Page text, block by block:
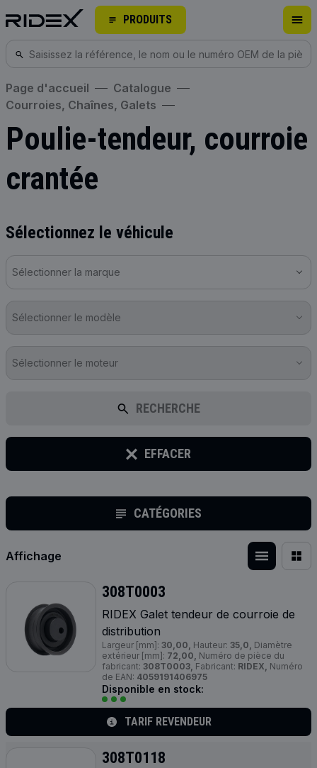
PRODUITS
Page d'accueil
Catalogue
Courroies, Chaînes, Galets
Poulie-tendeur, courroie
crantée
Sélectionnez le véhicule
Sélectionner la marque
Sélectionner le modèle
Sélectionner le moteur
RECHERCHE
EFFACER
CATÉGORIES
Affichage
308T0003
RIDEX Galet tendeur de courroie de
distribution
Largeur [mm]: 30,00, Hauteur: 35,0, Diamètre
extérieur [mm]: 72,00, Numéro de pièce du
fabricant: 308T0003, Fabricant: RIDEX, Numéro
de EAN: 4059191406975
Disponible en stock:
TARIF REVENDEUR
308T0118